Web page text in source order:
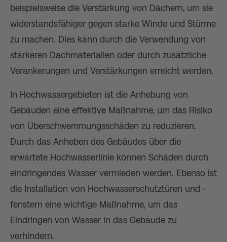
beispielsweise die Verstärkung von Dächern, um sie
widerstandsfähiger gegen starke Winde und Stürme
zu machen. Dies kann durch die Verwendung von
stärkeren Dachmaterialien oder durch zusätzliche
Verankerungen und Verstärkungen erreicht werden.
In Hochwassergebieten ist die Anhebung von
Gebäuden eine effektive Maßnahme, um das Risiko
von Überschwemmungsschäden zu reduzieren.
Durch das Anheben des Gebäudes über die
erwartete Hochwasserlinie können Schäden durch
eindringendes Wasser vermieden werden. Ebenso ist
die Installation von Hochwasserschutztüren und -
fenstern eine wichtige Maßnahme, um das
Eindringen von Wasser in das Gebäude zu
verhindern.